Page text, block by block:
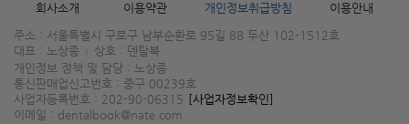
회사소개 이용약관 개인정보취급방침
이용안내
주소 : 서울특별시 구로구 남부순환로 95길 88 두산 102-1512호
대표 : 노상종
상호 : 덴탈북
개인정보 정책 및 담당 : 노상종
통신판매업신고번호 : 중구 00239호
사업자등록번호 : 202-90-06315 [사업자정보확인]
이메일 : dentalbook@nate.com